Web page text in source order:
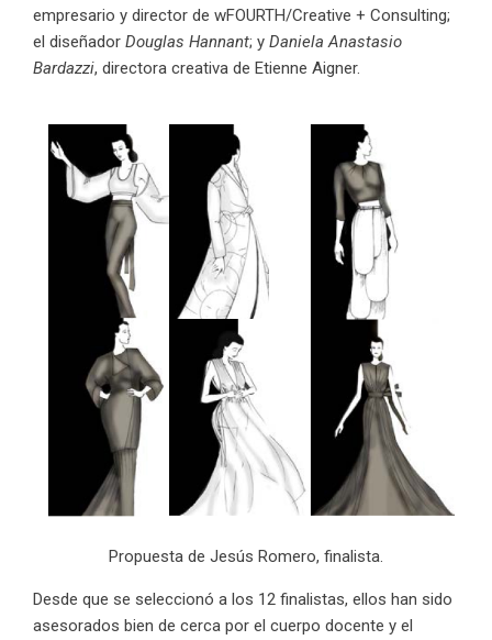
empresario y director de wFOURTH/Creative + Consulting;
el diseñador Douglas Hannant; y Daniela Anastasio
Bardazzi, directora creativa de Etienne Aigner.
Propuesta de Jesús Romero, finalista.
Desde que se seleccionó a los 12 finalistas, ellos han sido
asesorados bien de cerca por el cuerpo docente y el